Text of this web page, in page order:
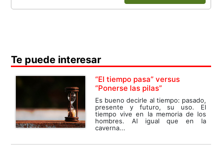
Te puede interesar
“El tiempo pasa” versus
“Ponerse las pilas”
Es bueno decirle al tiempo: pasado,
presente y futuro, su uso. El
tiempo vive en la memoria de los
hombres. Al igual que en la
caverna...